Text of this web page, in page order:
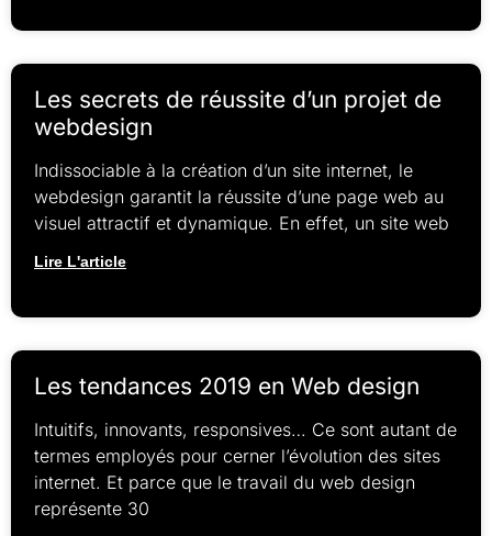
Les secrets de réussite d’un projet de
webdesign
Indissociable à la création d’un site internet, le
webdesign garantit la réussite d’une page web au
visuel attractif et dynamique. En effet, un site web
Lire L'article
Les tendances 2019 en Web design
Intuitifs, innovants, responsives… Ce sont autant de
termes employés pour cerner l’évolution des sites
internet. Et parce que le travail du web design
représente 30